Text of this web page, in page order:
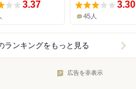
3.37 3.30
45人
ランキングをもっと見る
広告を非表示